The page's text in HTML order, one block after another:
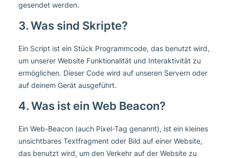
gesendet werden.
3. Was sind Skripte?
Ein Script ist ein Stück Programmcode, das benutzt wird,
um unserer Website Funktionalität und Interaktivität zu
ermöglichen. Dieser Code wird auf unseren Servern oder
auf deinem Gerät ausgeführt.
4. Was ist ein Web Beacon?
Ein Web-Beacon (auch Pixel-Tag genannt), ist ein kleines
unsichtbares Textfragment oder Bild auf einer Website,
das benutzt wird, um den Verkehr auf der Website zu